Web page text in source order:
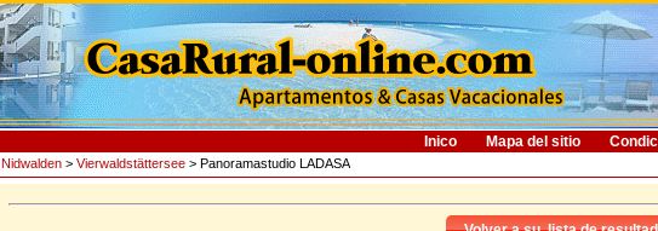
Inico Mapa del sitio
Nidwalden> Vierwaldstättersee> Panoramastudio LADASA